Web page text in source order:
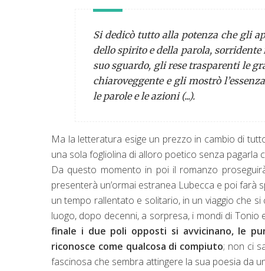
Si dedicò tutto alla potenza che gli
dello spirito e della parola,
suo sguardo, gli rese trasparenti le
chiaroveggente e gli mostrò
le parole e le azioni (...).
Ma la letteratura esige un prezzo in cambio di
una sola fogliolina di alloro poetico senza pagarla
Da questo momento in poi il romanzo
presenterà un’ormai estranea Lubecca e poi farà
un tempo rallentato e solitario, in un viaggio che
luogo, dopo decenni, a sorpresa, i mondi di
finale i due poli opposti si avvicinano, le
riconosce come qualcosa di compiuto; non ci
fascinosa che sembra attingere la sua poesia da